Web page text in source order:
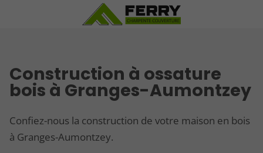
Construction à ossature
bois à Granges-Aumontzey
Confiez-nous la construction de votre maison en bois
à Granges-Aumontzey.